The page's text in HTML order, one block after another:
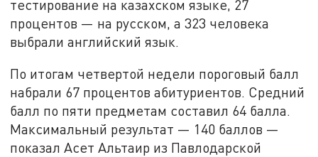
тестирование на казахском языке, 27
процентов — на русском, а 323 человека
выбрали английский язык.
По итогам четвертой недели пороговый балл
набрали 67 процентов абитуриентов. Средний
балл по пяти предметам составил 64 балла.
Максимальный результат — 140 баллов —
показал Асет Альтаир из Павлодарской